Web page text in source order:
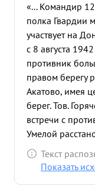
«... Командир
полка Гвардии
участвует на
с 8 августа
противник
правом берегу
Акатово, имея
берег. Тов.
встречи с
Умелой
противника
отбиты, при
Текст
Показать